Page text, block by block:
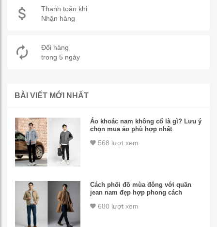
Thanh toán khi
Nhận hàng
Đổi hàng
trong 5 ngày
BÀI VIẾT MỚI NHẤT
Áo khoác nam không cổ là gì? Lưu ý
chọn mua áo phù hợp nhất
568 lượt xem
Cách phối đồ mùa đông với quần
jean nam đẹp hợp phong cách
680 lượt xem